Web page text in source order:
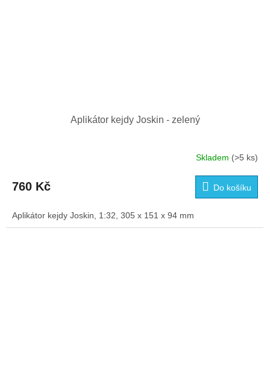
Aplikátor kejdy Joskin - zelený
produktu
je
z
5
Skladem (>5 ks)
760 Kč Do košíku
Aplikátor kejdy Joskin, 1:32, 305 x 151 x 94 mm